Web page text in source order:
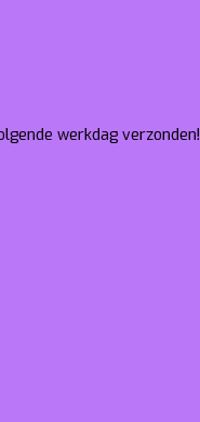
werkdag verzonden!